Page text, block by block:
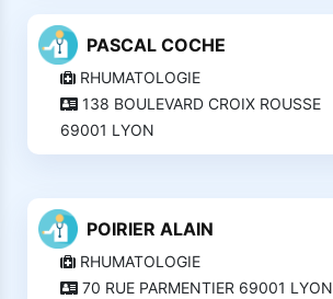
PASCAL COCHE
RHUMATOLOGIE
138 BOULEVARD CROIX ROUSSE
69001 LYON
POIRIER ALAIN
RHUMATOLOGIE
70 RUE PARMENTIER 69001 LYON